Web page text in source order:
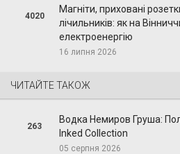
4020
Магніти, приховані
лічильників: як на
електроенергію
16 липня 2026
ЧИТАЙТЕ ТАКОЖ
263
Водка Немиров Груша:
Inked Collection
05 серпня 2026